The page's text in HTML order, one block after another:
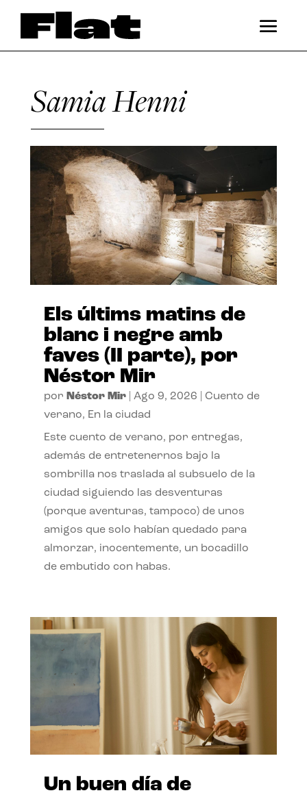
Samia Henni
Els últims matins de
blanc i negre amb
faves (II parte), por
Néstor Mir
por Néstor Mir| Ago 9, 2026
Cuento de
verano, En la ciudad
Este cuento de verano, por entregas,
además de entretenernos bajo la
sombrilla nos traslada al subsuelo de la
ciudad siguiendo las desventuras
(porque aventuras, tampoco) de unos
amigos que solo habían quedado para
almorzar, inocentemente, un bocadillo
de embutido con habas.
Un buen día de